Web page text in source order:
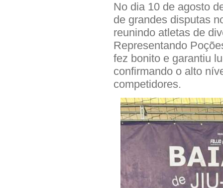
No dia 10 de agosto
de grandes disputas
reunindo atletas de
Representando
fez bonito e garantiu
confirmando o alto
competidores.